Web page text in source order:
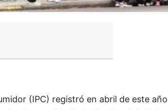
(IPC) registró en abril de este